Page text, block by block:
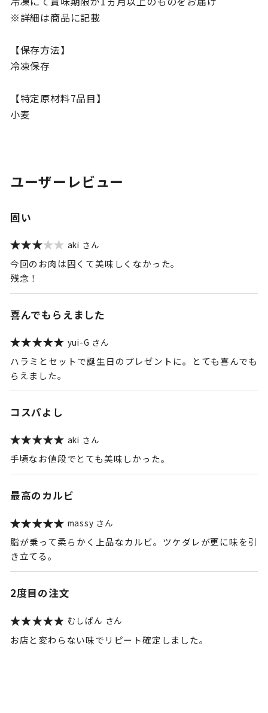
※詳細は商品に記載
【保存方法】
冷凍保存
【特定原材料7品目】
小麦
ユーザーレビュー
固い
aki
今回のお肉は固くて美味しくなかった。
残念！
喜んでもらえました
yui-G
ハラミとセットで誕生日のプレゼントに。とても喜んでも
らえました。
コスパよし
aki
手頃なお値段でとても美味しかった。
最高のカルビ
massy
脂が乗って柔らかく上品なカルビ。ツケダレが更に味を引
き立てる。
2度目の注文
むしぱん
お店と変わらない味でリピート確定しました。